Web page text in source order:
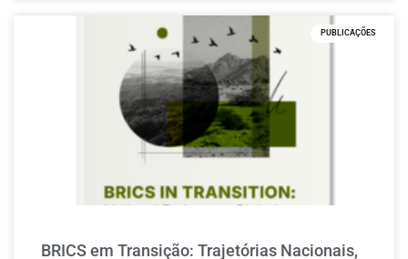
PUBLICAÇÕES
BRICS em Transição: Trajetórias Nacionais,